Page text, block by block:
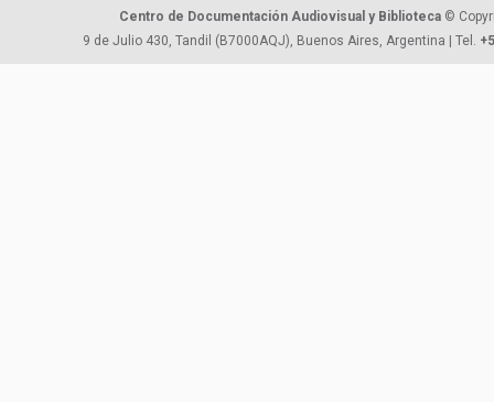
Centro de Documentación Audiovisual y Biblioteca ©
9 de Julio 430, Tandil (B7000AQJ), Buenos Aires, Argentina | Tel.